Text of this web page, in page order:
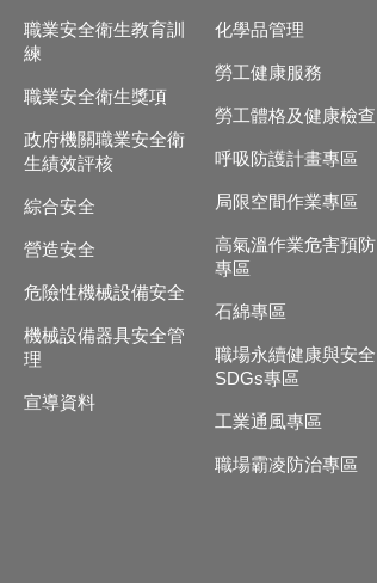
職業安全衛生教育訓
練
職業安全衛生獎項
政府機關職業安全衛
生績效評核
綜合安全
營造安全
危險性機械設備安全
機械設備器具安全管
理
宣導資料
化學品管理
勞工健康服務
勞工體格及健康檢查
呼吸防護計畫專區
局限空間作業專區
高氣溫作業危害預防
專區
石綿專區
職場永續健康與安全
SDGs專區
工業通風專區
職場霸凌防治專區